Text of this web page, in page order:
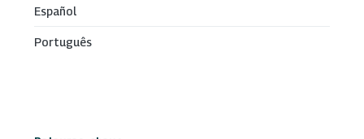
Español
Português